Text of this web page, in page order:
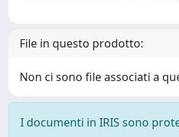
File in questo prodotto:
Non ci sono file associati a
I documenti in IRIS sono